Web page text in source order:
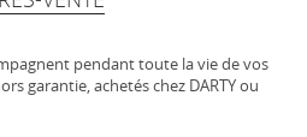
pendant toute la vie de vos
garantie, achetés chez DARTY ou